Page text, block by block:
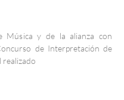
Música y de la alianza con
de Interpretación de
realizado